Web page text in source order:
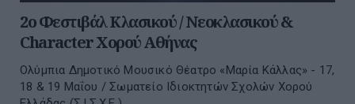
2ο Φεστιβάλ Κλασικού / Νεοκλασικού &
Character Χορού Αθήνας
Ολύμπια Δημοτικό Μουσικό Θέατρο «Μαρία Κάλλας» - 17,
18 & 19 Μαΐου / Σωματείο Ιδιοκτητών Σχολών Χορού